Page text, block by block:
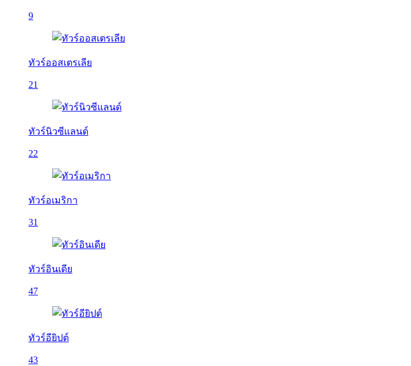
9
ทัวร์ออสเตรเลีย
21
ทัวร์นิวซีแลนด์
22
ทัวร์อเมริกา
31
ทัวร์อินเดีย
47
ทัวร์อียิปต์
43